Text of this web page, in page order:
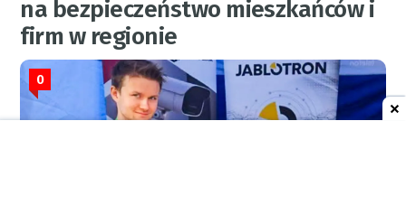
na bezpieczeństwo mieszkańców i
firm w regionie
0